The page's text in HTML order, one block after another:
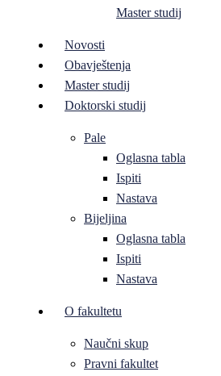
Master studij
Novosti
Obavještenja
Master studij
Doktorski studij
Pale
Oglasna tabla
Ispiti
Nastava
Bijeljina
Oglasna tabla
Ispiti
Nastava
O fakultetu
Naučni skup
Pravni fakultet